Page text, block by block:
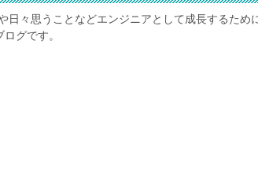
日々思うことなどエンジニアとして成長するため
グです。